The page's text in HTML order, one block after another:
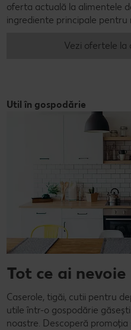
oferta actuală la alimentele
ingrediente principale pentru
Vezi ofertele la
Util în gospodărie
Tot ce ai nevoie
Caserole, tigăi, cutii pentru
utile într-o gospodărie
noastre. Descoperă promoția